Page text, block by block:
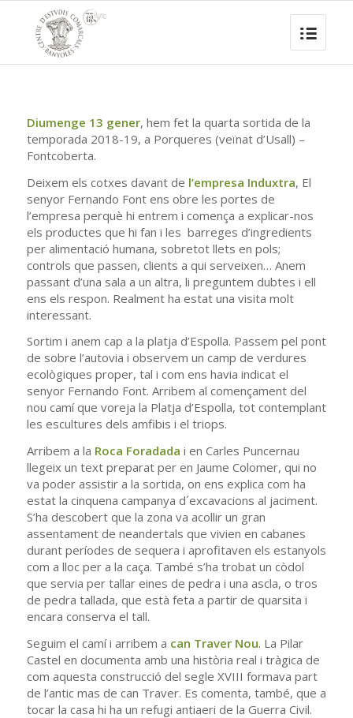
Diumenge 13 gener, hem fet la quarta sortida de la
temporada 2018-19, a Porqueres (veïnat d’Usall) –
Fontcoberta.
Deixem els cotxes davant de l’empresa Induxtra, El
senyor Fernando Font ens obre les portes de
l’empresa perquè hi entrem i comença a explicar-nos
els productes que hi fan i les barreges d’ingredients
per alimentació humana, sobretot llets en pols;
controls que passen, clients a qui serveixen… Anem
passant d’una sala a un altra, li preguntem dubtes i ell
ens els respon. Realment ha estat una visita molt
interessant.
Sortim i anem cap a la platja d’Espolla. Passem pel pont
de sobre l’autovia i observem un camp de verdures
ecològiques proper, tal i com ens havia indicat el
senyor Fernando Font. Arribem al començament del
nou camí que voreja la Platja d’Espolla, tot contemplant
les escultures dels amfibis i el triops.
Arribem a la Roca Foradada i en Carles Puncernau
llegeix un text preparat per en Jaume Colomer, qui no
va poder assistir a la sortida, on ens explica com ha
estat la cinquena campanya d´excavacions al jaciment.
S’ha descobert que la zona va acollir un gran
assentament de neandertals que vivien en cabanes
durant períodes de sequera i aprofitaven els estanyols
com a lloc per a la caça. També s’ha trobat un còdol
que servia per tallar eines de pedra i una ascla, o tros
de pedra tallada, que està feta a partir de quarsita i
encara conserva el tall.
Seguim el camí i arribem a can Traver Nou. La Pilar
Castel en documenta amb una història real i tràgica de
com aquesta construcció del segle XVIII formava part
de l’antic mas de can Traver. Es comenta, també, que a
tocar la casa hi ha un refugi antiaeri de la Guerra Civil.